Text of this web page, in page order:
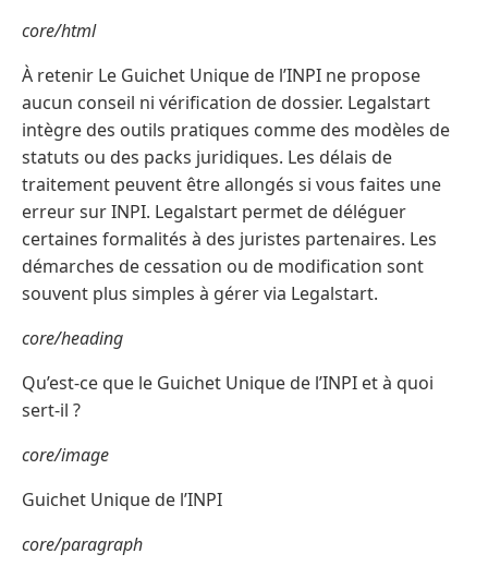
core/html
À retenir Le Guichet Unique de l’INPI ne propose
aucun conseil ni vérification de dossier. Legalstart
intègre des outils pratiques comme des modèles de
statuts ou des packs juridiques. Les délais de
traitement peuvent être allongés si vous faites une
erreur sur INPI. Legalstart permet de déléguer
certaines formalités à des juristes partenaires. Les
démarches de cessation ou de modification sont
souvent plus simples à gérer via Legalstart.
core/heading
Qu’est-ce que le Guichet Unique de l’INPI et à quoi
sert-il ?
core/image
Guichet Unique de l’INPI
core/paragraph